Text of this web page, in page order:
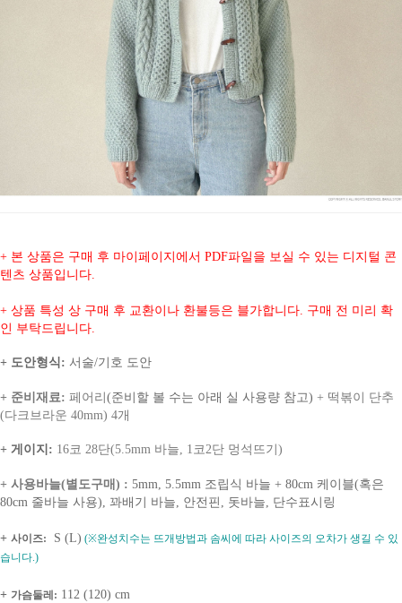
+ 본 상품은 구매 후 마이페이지에서 PDF파일을 보실 수 있는 디지털 콘
텐츠 상품입니다.
+ 상품 특성 상 구매 후 교환이나 환불등은 블가합니다. 구매 전 미리 확
인 부탁드립니다.
+ 도안형식: 서술/기호 도안
+ 준비재료: 페어리 (준비할 볼 수는 아래 실 사용량 참고) + 떡볶이 단추
(다크브라운 40mm) 4개
+ 게이지: 16코 28단(5.5mm 바늘, 1코2단 멍석뜨기)
+ 사용바늘(별도구매) : 5mm, 5.5mm 조립식 바늘 + 80cm 케이블(혹은
80cm 줄바늘 사용), 꽈배기 바늘, 안전핀, 돗바늘, 단수표시링
+ 사이즈: S (L) (※완성치수는 뜨개방법과 솜씨에 따라 사이즈의 오차가 생길 수 있
습니다.)
+ 가슴둘레: 112 (120) cm